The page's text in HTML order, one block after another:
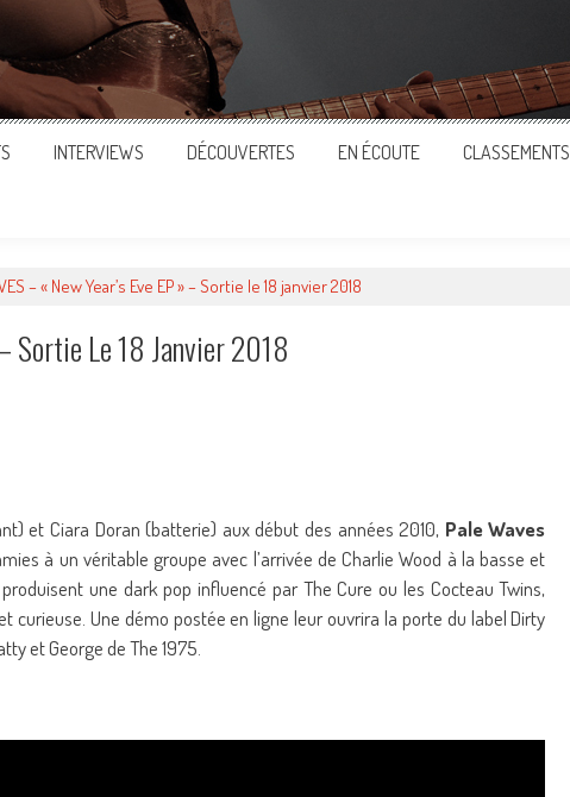
INTERVIEWS DÉCOUVERTES EN ÉCOUTE CLASSEMENTS
– « New Year’s Eve EP » – Sortie le 18 janvier 2018
– Sortie Le 18 Janvier 2018
et Ciara Doran (batterie) aux début des années 2010, Pale Waves
à un véritable groupe avec l’arrivée de Charlie Wood à la basse et
une dark pop influencé par The Cure ou les Cocteau Twins,
curieuse. Une démo postée en ligne leur ouvrira la porte du label Dirty
et George de The 1975.